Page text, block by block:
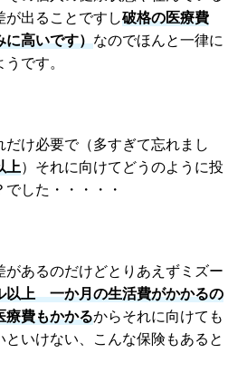
が出ることですし破格の医療費
に高いです）なのでほんと一律に
です。
け必要で（多すぎて忘れまし
上）それに向けてどうのように投
した・・・・・
あるのだけどとりあえずミズー
以上 一か月の生活費がかかるの
療費もかかるからそれに向けても
いけない、こんな保険もあると